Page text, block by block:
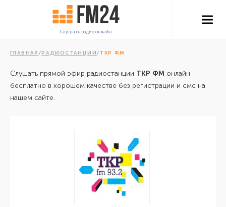
Слушать радио онлайн
ГЛАВНАЯ /РАДИОСТАНЦИИ/ТКР ФМ
Слушать прямой эфир радиостанции ТКР ФМ онлайн
бесплатно в хорошем качестве без регистрации и смс на
нашем сайте.